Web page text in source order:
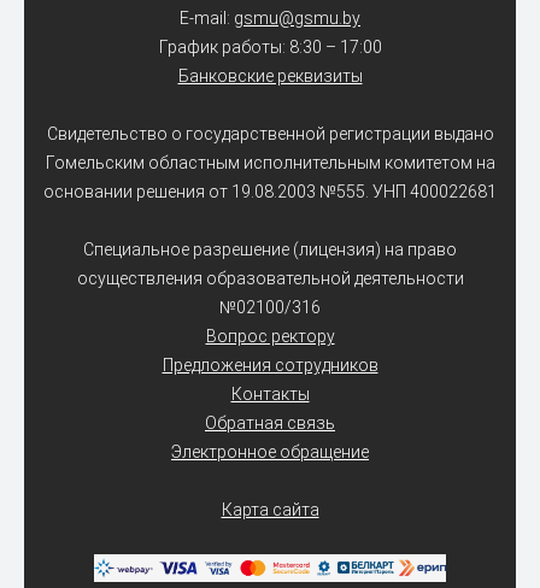
E-mail: gsmu@gsmu.by
График работы: 8:30 – 17:00
Банковские реквизиты
Свидетельство о государственной регистрации выдано
Гомельским областным исполнительным комитетом на
основании решения от 19.08.2003 №555. УНП 400022681
Специальное разрешение (лицензия) на право
осуществления образовательной деятельности
№02100/316
Вопрос ректору
Предложения сотрудников
Контакты
Обратная связь
Электронное обращение
Карта сайта